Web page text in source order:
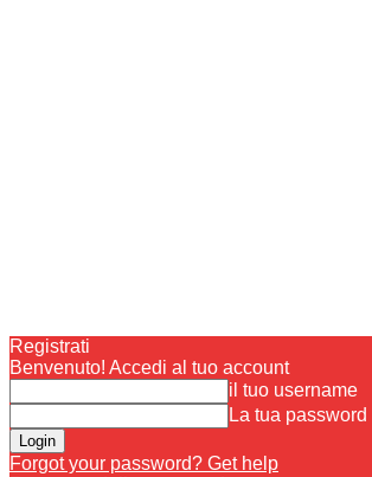
Registrati
Benvenuto! Accedi al tuo account
il tuo username
La tua password
Forgot your password? Get help